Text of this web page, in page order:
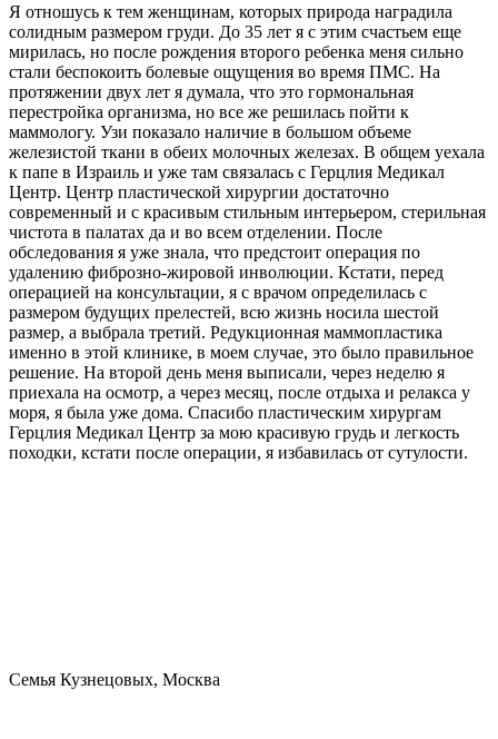
Я отношусь к тем женщинам, которых природа наградила
солидным размером груди. До 35 лет я с этим счастьем еще
мирилась, но после рождения второго ребенка меня сильно
стали беспокоить болевые ощущения во время ПМС. На
протяжении двух лет я думала, что это гормональная
перестройка организма, но все же решилась пойти к
маммологу. Узи показало наличие в большом объеме
железистой ткани в обеих молочных железах. В общем уехала
к папе в Израиль и уже там связалась с Герцлия Медикал
Центр. Центр пластической хирургии достаточно
современный и с красивым стильным интерьером, стерильная
чистота в палатах да и во всем отделении. После
обследования я уже знала, что предстоит операция по
удалению фиброзно-жировой инволюции. Кстати, перед
операцией на консультации, я с врачом определилась с
размером будущих прелестей, всю жизнь носила шестой
размер, а выбрала третий. Редукционная маммопластика
именно в этой клинике, в моем случае, это было правильное
решение. На второй день меня выписали, через неделю я
приехала на осмотр, а через месяц, после отдыха и релакса у
моря, я была уже дома. Спасибо пластическим хирургам
Герцлия Медикал Центр за мою красивую грудь и легкость
походки, кстати после операции, я избавилась от сутулости.
Семья Кузнецовых, Москва